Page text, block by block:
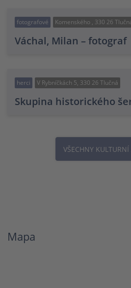
fotografové Komenského , 330 26
Váchal, Milan – fotograf
herci V Rybníčkách 5, 330 26 Tlučná
Skupina historického
VŠECHNY KULTURNÍ
Mapa